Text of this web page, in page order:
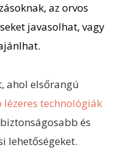
az orvos
javasolhat, vagy
ahol elsőrangú
technológiák
és
lehetőségeket.